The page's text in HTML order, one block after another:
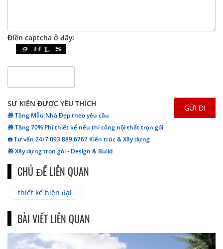
Điền captcha ở đây:
SỰ KIỆN ĐƯỢC YÊU THÍCH
🎁 Tặng Mẫu Nhà Đẹp theo yêu cầu
🎁 Tặng 70% Phí thiết kế nếu thi công nội thất trọn gói
☎️ Tư vấn 24/7 093 889 6767 Kiến trúc & Xây dựng
🎁 Xây dựng trọn gói - Design & Build
CHỦ ĐỀ LIÊN QUAN
thiết kế hiện đại
BÀI VIẾT LIÊN QUAN